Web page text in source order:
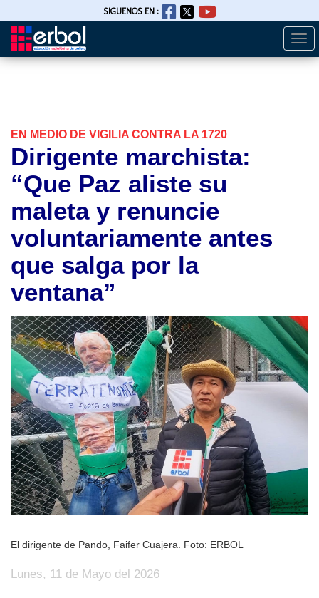
Pasar
SIGUENOS EN :
EN MEDIO DE VIGILIA CONTRA LA 1720
Dirigente marchista:
“Que Paz aliste su
maleta y renuncie
voluntariamente antes
que salga por la
ventana”
El dirigente de Pando, Faifer Cuajera. Foto: ERBOL
Lunes, 11 de Mayo del 2026